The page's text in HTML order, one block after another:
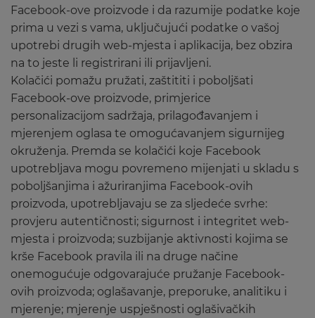
Facebook-ove proizvode i da razumije podatke koje
prima u vezi s vama, uključujući podatke o vašoj
upotrebi drugih web-mjesta i aplikacija, bez obzira
na to jeste li registrirani ili prijavljeni.
Kolačići pomažu pružati, zaštititi i poboljšati
Facebook-ove proizvode, primjerice
personalizacijom sadržaja, prilagođavanjem i
mjerenjem oglasa te omogućavanjem sigurnijeg
okruženja. Premda se kolačići koje Facebook
upotrebljava mogu povremeno mijenjati u skladu s
poboljšanjima i ažuriranjima Facebook-ovih
proizvoda, upotrebljavaju se za sljedeće svrhe:
provjeru autentičnosti; sigurnost i integritet web-
mjesta i proizvoda; suzbijanje aktivnosti kojima se
krše Facebook pravila ili na druge načine
onemogućuje odgovarajuće pružanje Facebook-
ovih proizvoda; oglašavanje, preporuke, analitiku i
mjerenje; mjerenje uspješnosti oglašivačkih